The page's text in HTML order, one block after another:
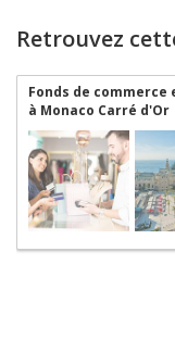
Retrouvez
Fonds de commerce
à Monaco Carré d'Or